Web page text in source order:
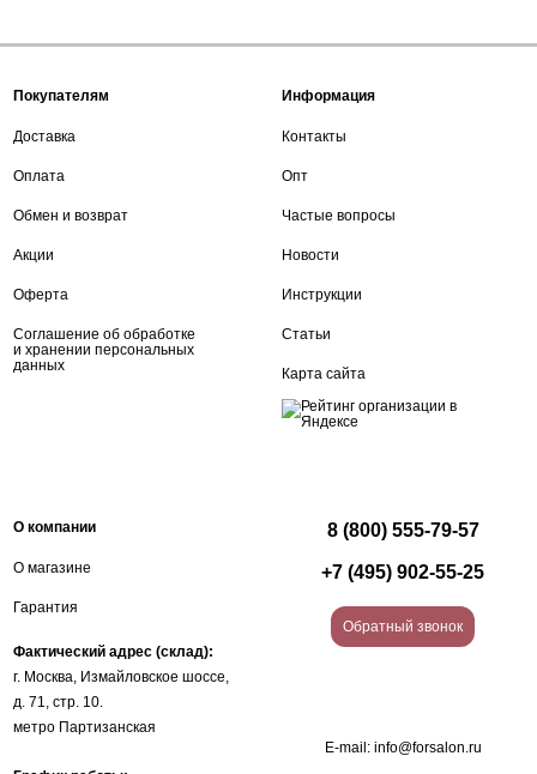
Покупателям
Доставка
Оплата
Обмен и возврат
Акции
Оферта
Соглашение об обработке
и хранении персональных
данных
Информация
Контакты
Опт
Частые вопросы
Новости
Инструкции
Статьи
Карта сайта
О компании
О магазине
Гарантия
Фактический адрес (склад):
г. Москва, Измайловское шоссе,
д. 71, стр. 10.
метро Партизанская
8 (800) 555-79-57
+7 (495) 902-55-25
Обратный звонок
E-mail: info@forsalon.ru